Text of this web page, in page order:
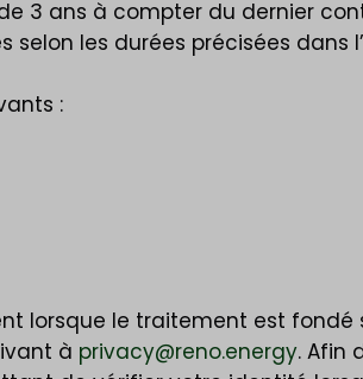
3 ans à compter du dernier
les durées précisées dans
:
lorsque le traitement est fondé
à privacy@reno.energy. Afin